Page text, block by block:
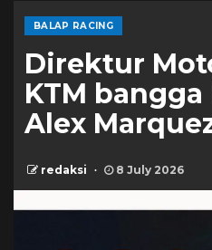
BALAP RACING
Direktur
KTM
Alex
redaksi 8 July 2026